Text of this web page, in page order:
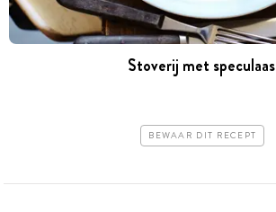
Stoverij met speculaas
BEWAAR DIT RECEPT